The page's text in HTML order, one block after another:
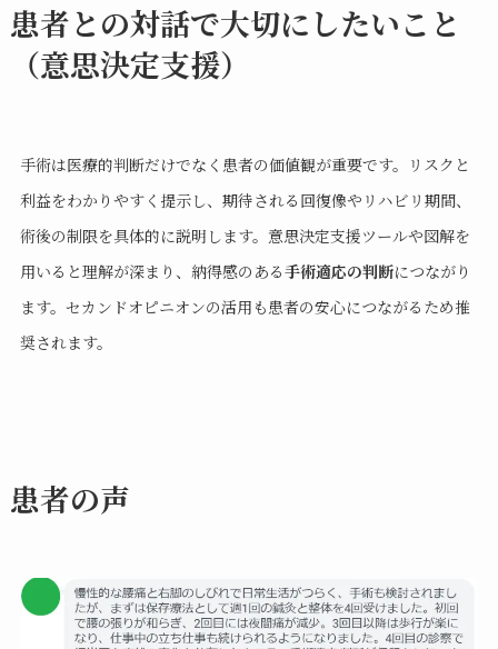
患者との対話で大切にしたいこと
（意思決定支援）
手術は医療的判断だけでなく患者の価値観が重要です。リスクと
利益をわかりやすく提示し、期待される回復像やリハビリ期間、
術後の制限を具体的に説明します。意思決定支援ツールや図解を
用いると理解が深まり、納得感のある手術適応の判断につながり
ます。セカンドオピニオンの活用も患者の安心につながるため推
奨されます。
患者の声